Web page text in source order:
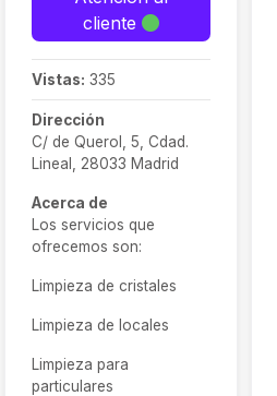
cliente
Vistas: 335
Dirección
C/ de Querol, 5, Cdad.
Lineal, 28033 Madrid
Acerca de
Los servicios que
ofrecemos son:
Limpieza de cristales
Limpieza de locales
Limpieza para
particulares